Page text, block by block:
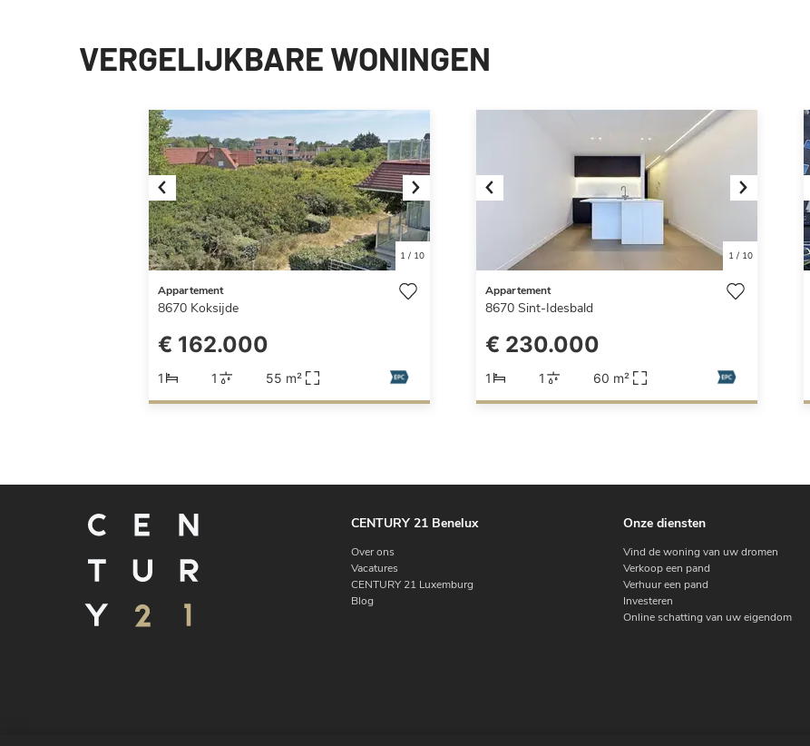
VERGELIJKBARE WONINGEN
Previous Next
1 / 10
Appartement
8670 Koksijde
€ 162.000
1 1 55 m²
Previous Next
1/ 10
Appartement
8670 Sint-Idesbald
€ 230.000
1 1 60 m²
CENTURY 21 Benelux
Over ons
Vacatures
CENTURY 21 Luxemburg
Blog
Onze diensten
Vind de woning van uw dromen
Verkoop een pand
Verhuur een pand
Investeren
Online schatting van uw eigendom